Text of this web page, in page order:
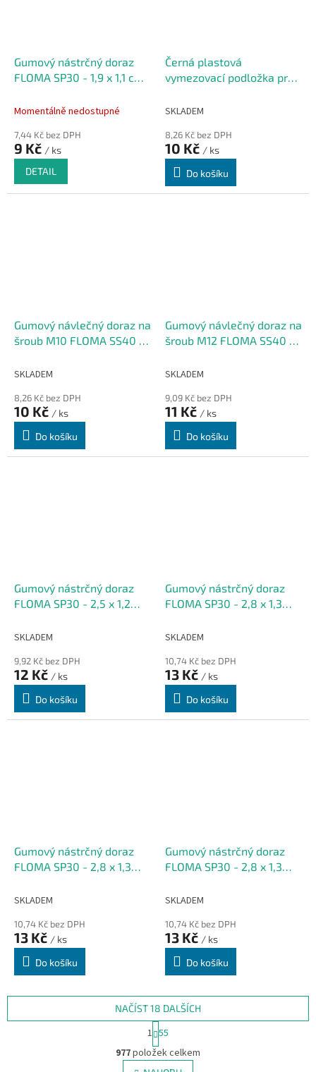
Gumový nástrčný doraz
FLOMA SP30 - 1,9 x 1,1 cm,
Momentálně nedostupné
7,44 Kč bez DPH
9 Kč / ks
DETAIL
Černá plastová
vymezovací podložka pro
FLOMA - 6 cm
SKLADEM
8,26 Kč bez DPH
10 Kč / ks
Do košíku
Gumový návlečný doraz na
šroub M10 FLOMA SS40 -
SKLADEM
8,26 Kč bez DPH
10 Kč / ks
Do košíku
Gumový návlečný doraz na
šroub M12 FLOMA SS40 -
SKLADEM
9,09 Kč bez DPH
11 Kč / ks
Do košíku
Gumový nástrčný doraz
FLOMA SP30 - 2,5 x 1,2
SKLADEM
9,92 Kč bez DPH
12 Kč / ks
Do košíku
Gumový nástrčný doraz
FLOMA SP30 - 2,8 x 1,3
SKLADEM
10,74 Kč bez DPH
13 Kč / ks
Do košíku
Gumový nástrčný doraz
FLOMA SP30 - 2,8 x 1,3
SKLADEM
10,74 Kč bez DPH
13 Kč / ks
Do košíku
Gumový nástrčný doraz
FLOMA SP30 - 2,8 x 1,3
SKLADEM
10,74 Kč bez DPH
13 Kč / ks
Do košíku
O
v
NAČÍST 18 DALŠÍCH
S
t
r
á
1 55
977položek celkem